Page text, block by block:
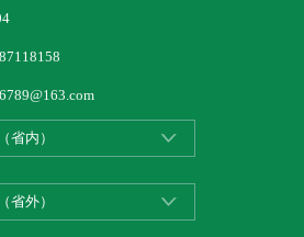
省内）
省外）